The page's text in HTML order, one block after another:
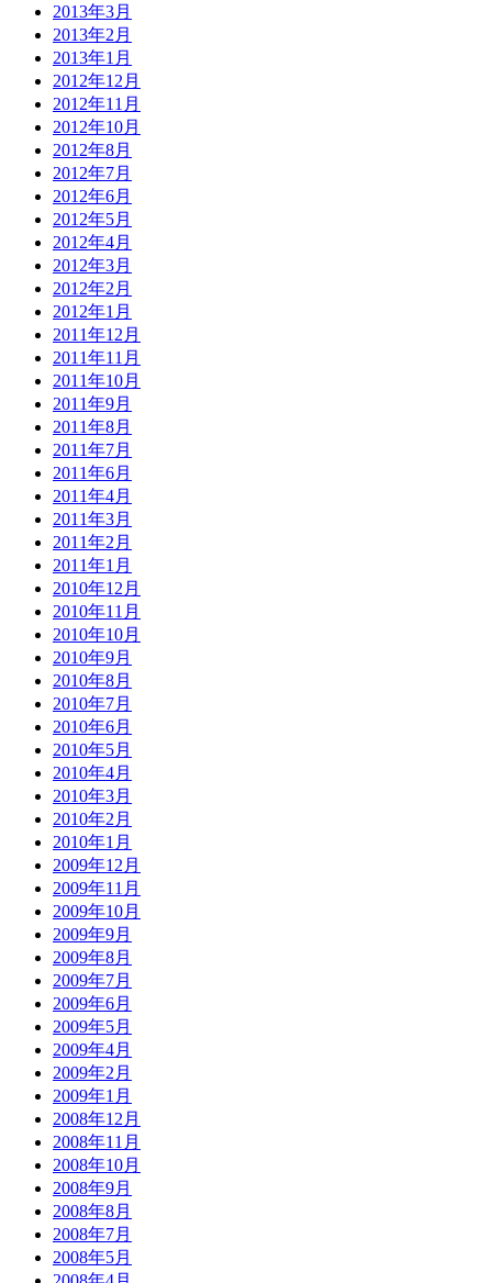
2013年3月
2013年2月
2013年1月
2012年12月
2012年11月
2012年10月
2012年8月
2012年7月
2012年6月
2012年5月
2012年4月
2012年3月
2012年2月
2012年1月
2011年12月
2011年11月
2011年10月
2011年9月
2011年8月
2011年7月
2011年6月
2011年4月
2011年3月
2011年2月
2011年1月
2010年12月
2010年11月
2010年10月
2010年9月
2010年8月
2010年7月
2010年6月
2010年5月
2010年4月
2010年3月
2010年2月
2010年1月
2009年12月
2009年11月
2009年10月
2009年9月
2009年8月
2009年7月
2009年6月
2009年5月
2009年4月
2009年2月
2009年1月
2008年12月
2008年11月
2008年10月
2008年9月
2008年8月
2008年7月
2008年5月